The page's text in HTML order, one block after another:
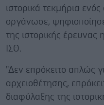
ιστορικά τεκμήρια
οργάνωσε,
της ιστορικής έρευνας
ΙΣΘ.
"Δεν επρόκειτο απλώς
αρχειοθέτησης,
διαφύλαξης της